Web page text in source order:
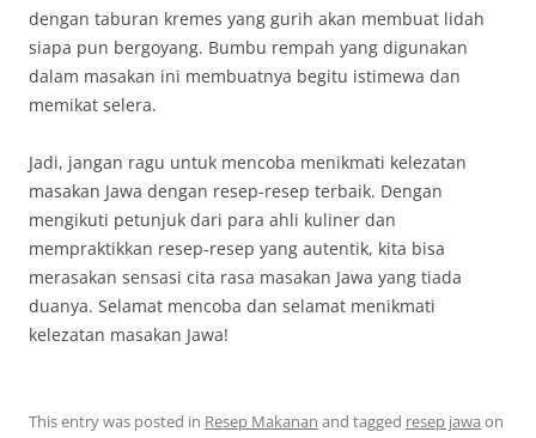
dengan taburan kremes yang gurih akan membuat lidah
siapa pun bergoyang. Bumbu rempah yang digunakan
dalam masakan ini membuatnya begitu istimewa dan
memikat selera.
Jadi, jangan ragu untuk mencoba menikmati kelezatan
masakan Jawa dengan resep-resep terbaik. Dengan
mengikuti petunjuk dari para ahli kuliner dan
mempraktikkan resep-resep yang autentik, kita bisa
merasakan sensasi cita rasa masakan Jawa yang tiada
duanya. Selamat mencoba dan selamat menikmati
kelezatan masakan Jawa!
This entry was posted in Resep Makanan and tagged resep jawa on